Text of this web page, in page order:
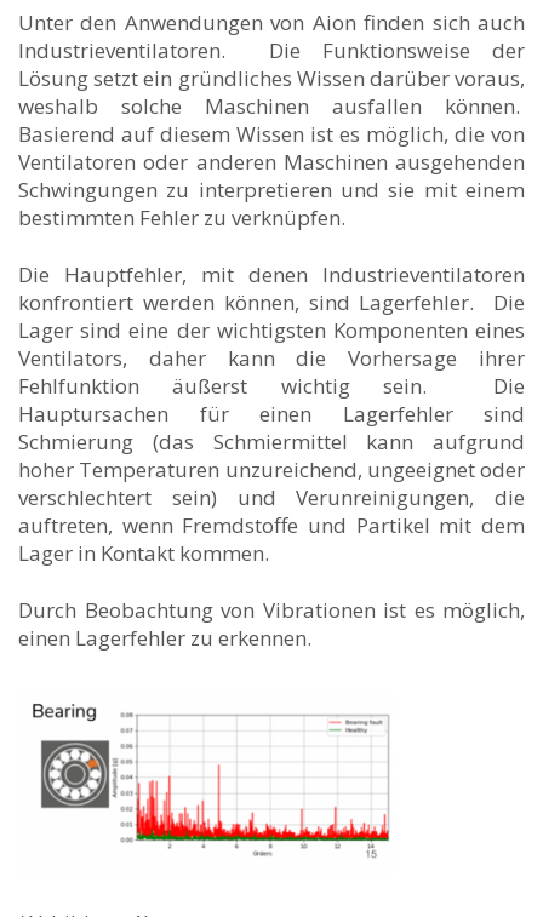
Unter den Anwendungen von Aion finden sich auch
Industrieventilatoren. Die Funktionsweise der
Lösung setzt ein gründliches Wissen darüber voraus,
weshalb solche Maschinen ausfallen können.
Basierend auf diesem Wissen ist es möglich, die von
Ventilatoren oder anderen Maschinen ausgehenden
Schwingungen zu interpretieren und sie mit einem
bestimmten Fehler zu verknüpfen.
Die Hauptfehler, mit denen Industrieventilatoren
konfrontiert werden können, sind Lagerfehler. Die
Lager sind eine der wichtigsten Komponenten eines
Ventilators, daher kann die Vorhersage ihrer
Fehlfunktion äußerst wichtig sein. Die
Hauptursachen für einen Lagerfehler sind
Schmierung (das Schmiermittel kann aufgrund
hoher Temperaturen unzureichend, ungeeignet oder
verschlechtert sein) und Verunreinigungen, die
auftreten, wenn Fremdstoffe und Partikel mit dem
Lager in Kontakt kommen.
Durch Beobachtung von Vibrationen ist es möglich,
einen Lagerfehler zu erkennen.